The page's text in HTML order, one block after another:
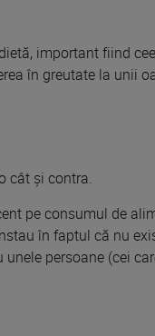
dietă, important fiind
în greutate la unii
cât și contra.
pe consumul de
în faptul că nu
unele persoane (cei